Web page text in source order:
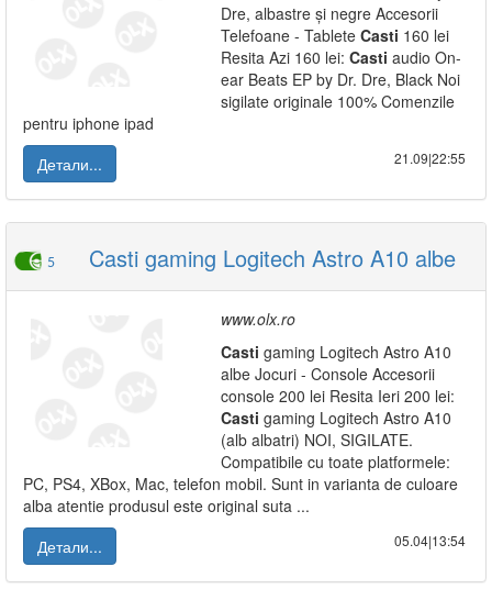
Dre, albastre și negre Accesorii
Telefoane - Tablete Casti 160 lei
Resita Azi 160 lei: Casti audio On-
ear Beats EP by Dr. Dre, Black Noi
sigilate originale 100% Comenzile
pentru iphone ipad
Детали...
21.09|22:55
5 Casti gaming Logitech Astro A10 albe
www.olx.ro
Casti gaming Logitech Astro A10
albe Jocuri - Console Accesorii
console 200 lei Resita Ieri 200 lei:
Casti gaming Logitech Astro A10
(alb albatri) NOI, SIGILATE.
Compatibile cu toate platformele:
PC, PS4, XBox, Mac, telefon mobil. Sunt in varianta de culoare
alba atentie produsul este original suta ...
Детали...
05.04|13:54